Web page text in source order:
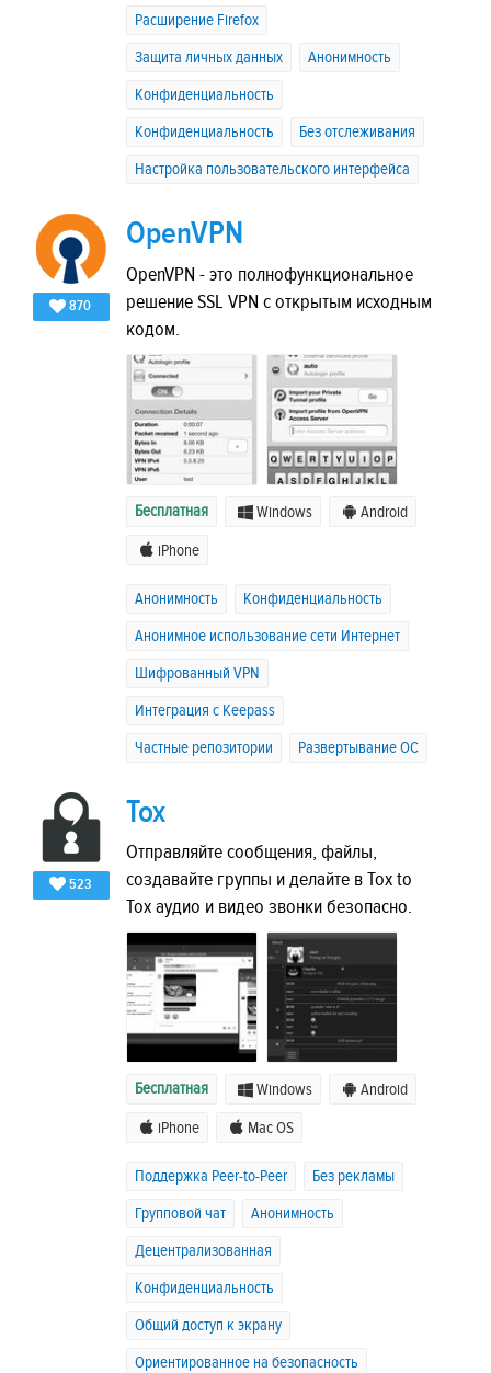
Расширение Firefox
Защита личных данных
Анонимность
Конфиденциальность
Конфиденциальность
Без отслеживания
Настройка пользовательского интерфейса
870
OpenVPN
OpenVPN - это полнофункциональное
решение SSL VPN с открытым исходным
кодом.
Бесплатная Windows Android
iPhone
Анонимность
Конфиденциальность
Анонимное использование сети Интернет
Шифрованный VPN
Интеграция с Keepass
Частные репозитории
Развертывание ОС
523
Tox
Отправляйте сообщения, файлы,
создавайте группы и делайте в Tox to
Tox аудио и видео звонки безопасно.
Бесплатная Windows Android
iPhone Mac OS
Поддержка Peer-to-Peer
Без рекламы
Групповой чат
Анонимность
Децентрализованная
Конфиденциальность
Общий доступ к экрану
Ориентированное на безопасность